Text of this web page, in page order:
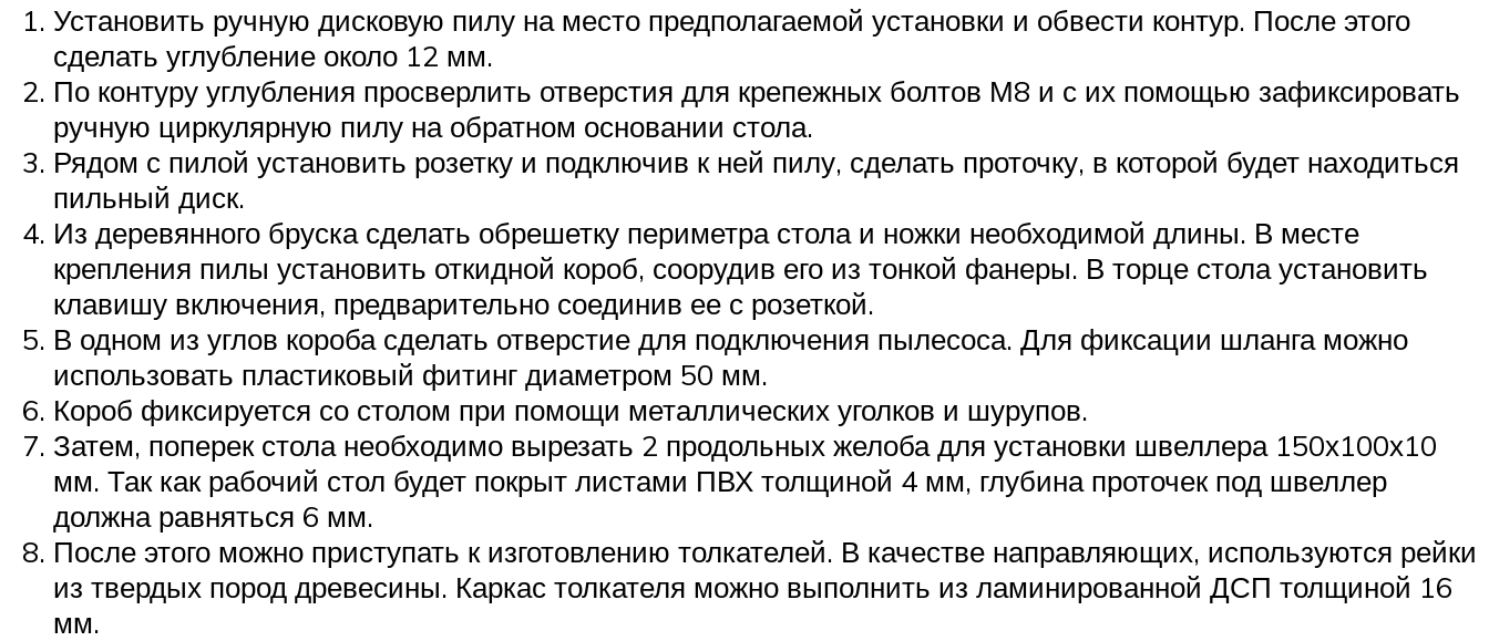
Установить ручную дисковую пилу на место предполагаемой установки и обвести контур. После этого
сделать углубление около 12 мм.
По контуру углубления просверлить отверстия для крепежных болтов М8 и с их помощью зафиксировать
ручную циркулярную пилу на обратном основании стола.
Рядом с пилой установить розетку и подключив к ней пилу, сделать проточку, в которой будет находиться
пильный диск.
Из деревянного бруска сделать обрешетку периметра стола и ножки необходимой длины. В месте
крепления пилы установить откидной короб, соорудив его из тонкой фанеры. В торце стола установить
клавишу включения, предварительно соединив ее с розеткой.
В одном из углов короба сделать отверстие для подключения пылесоса. Для фиксации шланга можно
использовать пластиковый фитинг диаметром 50 мм.
Короб фиксируется со столом при помощи металлических уголков и шурупов.
Затем, поперек стола необходимо вырезать 2 продольных желоба для установки швеллера 150х100х10
мм. Так как рабочий стол будет покрыт листами ПВХ толщиной 4 мм, глубина проточек под швеллер
должна равняться 6 мм.
После этого можно приступать к изготовлению толкателей. В качестве направляющих, используются рейки
из твердых пород древесины. Каркас толкателя можно выполнить из ламинированной ДСП толщиной 16
мм.